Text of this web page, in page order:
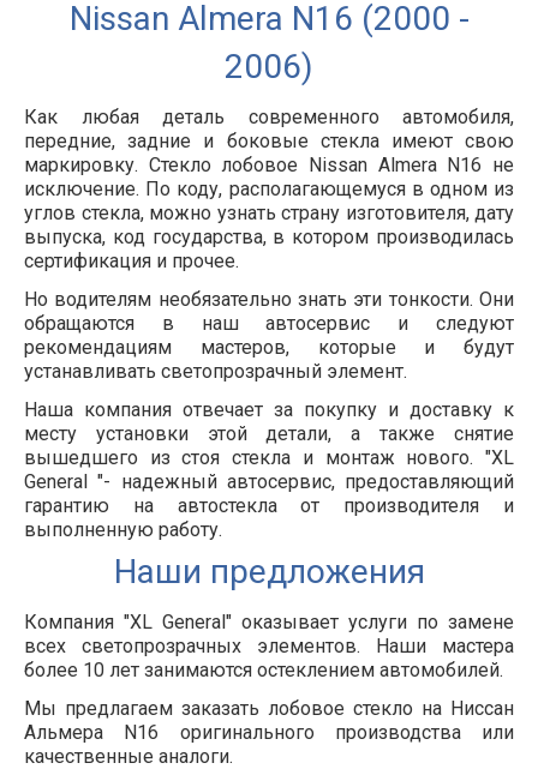
Nissan Almera N16 (2000 -
2006)
Как любая деталь современного автомобиля,
передние, задние и боковые стекла имеют свою
маркировку. Стекло лобовое Nissan Almera N16 не
исключение. По коду, располагающемуся в одном из
углов стекла, можно узнать страну изготовителя, дату
выпуска, код государства, в котором производилась
сертификация и прочее.
Но водителям необязательно знать эти тонкости. Они
обращаются в наш автосервис и следуют
рекомендациям мастеров, которые и будут
устанавливать светопрозрачный элемент.
Наша компания отвечает за покупку и доставку к
месту установки этой детали, а также снятие
вышедшего из стоя стекла и монтаж нового. "XL
General "- надежный автосервис, предоставляющий
гарантию на автостекла от производителя и
выполненную работу.
Наши предложения
Компания "XL General" оказывает услуги по замене
всех светопрозрачных элементов. Наши мастера
более 10 лет занимаются остеклением автомобилей.
Мы предлагаем заказать лобовое стекло на Ниссан
Альмера N16 оригинального производства или
качественные аналоги.